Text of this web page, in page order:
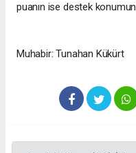
puanın ise destek
Muhabir: Tunahan Kükürt